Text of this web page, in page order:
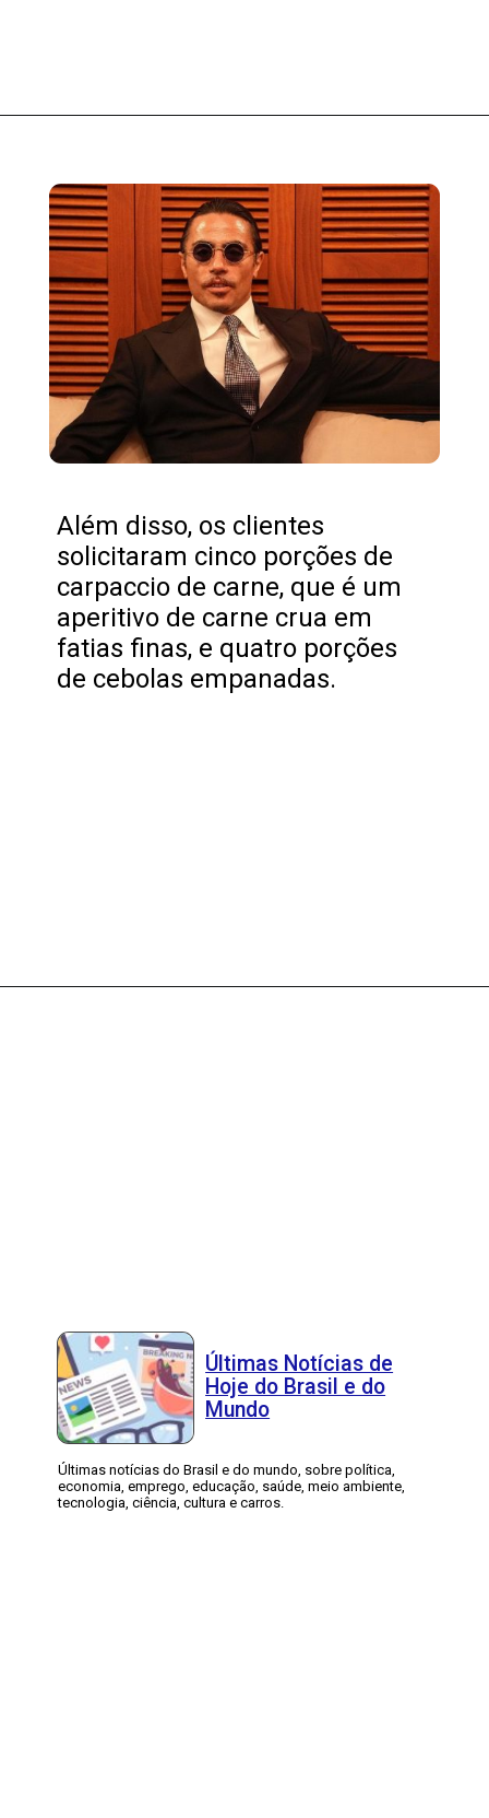
Além disso, os clientes
solicitaram cinco porções de
carpaccio de carne, que é um
aperitivo de carne crua em
fatias finas, e quatro porções
de cebolas empanadas.
Últimas Notícias de
Hoje do Brasil e do
Mundo
Últimas notícias do Brasil e do mundo, sobre política,
economia, emprego, educação, saúde, meio ambiente,
tecnologia, ciência, cultura e carros.